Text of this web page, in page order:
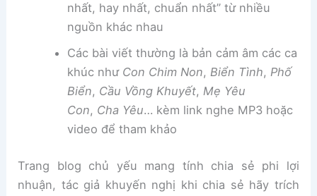
nhất, hay nhất, chuẩn nhất” từ nhiều
nguồn khác nhau
Các bài viết thường là bản cảm âm các ca
khúc như Con Chim Non, Biển Tình, Phố
Biển, Cầu Vồng Khuyết, Mẹ Yêu
Con, Cha Yêu… kèm link nghe MP3 hoặc
video để tham khảo
Trang blog chủ yếu mang tính chia sẻ phi lợi
nhuận, tác giả khuyến nghị khi chia sẻ hãy trích